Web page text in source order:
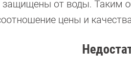
от воды. Таким
цены и